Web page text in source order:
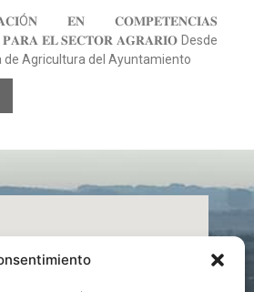
𝐄𝐍 𝐂𝐎𝐌𝐏𝐄𝐓𝐄𝐍𝐂𝐈𝐀𝐒
𝐏𝐀𝐑𝐀 𝐄𝐋 𝐒𝐄𝐂𝐓𝐎𝐑 𝐀𝐆𝐑𝐀𝐑𝐈𝐎 Desde
de Agricultura del Ayuntamiento